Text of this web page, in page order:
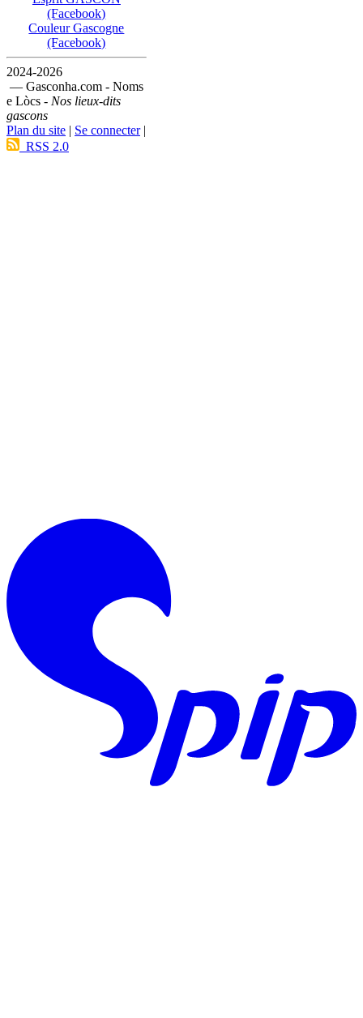
(Facebook)
Couleur Gascogne
(Facebook)
2024-2026
— Gasconha.com - Noms
e Lòcs - Nos lieux-dits
gascons
Plan du site | Se connecter|
RSS 2.0